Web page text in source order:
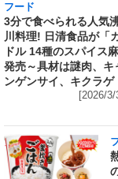
フード
3分で食べられる人気
川料理! 日清食品が「
ドル 14種のスパイス
発売～具材は謎肉、キ
ンゲンサイ、キクラゲ
[2026/